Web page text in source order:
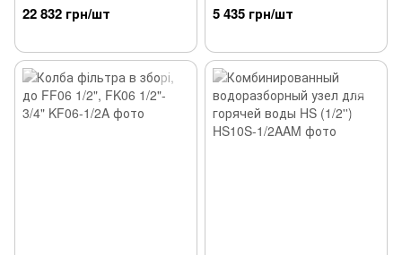
(Основное)
22 832 грн/шт
11/4"
5 435 грн/шт